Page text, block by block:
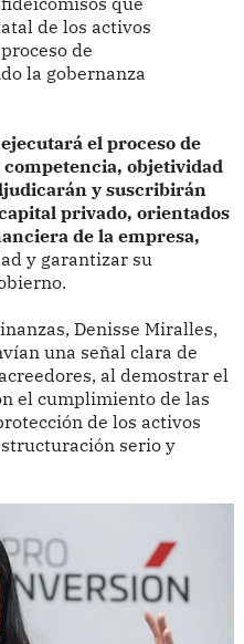
de los activos
de
la gobernanza
el proceso de
objetividad
y suscribirán
privado, orientados
de la empresa,
y garantizar su
Denisse Miralles,
una señal clara de
al demostrar el
el cumplimiento de las
de los activos
serio y